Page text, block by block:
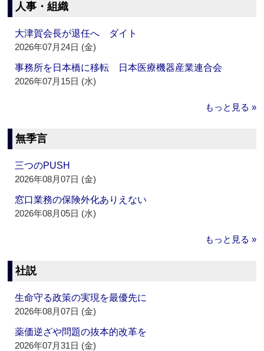
人事・組織
大津賀会長が退任へ ダイト
2026年07月24日 (金)
事務所を日本橋に移転 日本医療機器産業連合会
2026年07月15日 (水)
もっと見る »
無季言
三つのPUSH
2026年08月07日 (金)
窓口業務の保険外化ありえない
2026年08月05日 (水)
もっと見る »
社説
生命守る政策の実現を最優先に
2026年08月07日 (金)
薬価逆ざや問題の抜本的改革を
2026年07月31日 (金)